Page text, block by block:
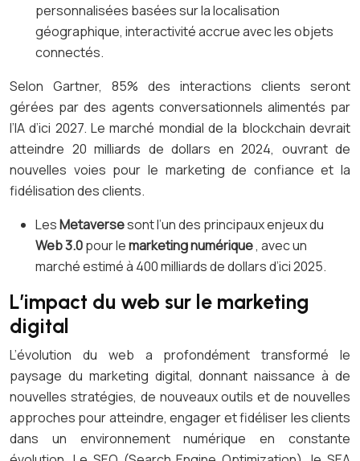
personnalisées basées sur la localisation
géographique, interactivité accrue avec les objets
connectés.
Selon Gartner, 85% des interactions clients seront
gérées par des agents conversationnels alimentés par
l’IA d’ici 2027. Le marché mondial de la blockchain devrait
atteindre 20 milliards de dollars en 2024, ouvrant de
nouvelles voies pour le marketing de confiance et la
fidélisation des clients.
LesMetaversesont l’un des principaux enjeux du
Web 3.0pour lemarketing numérique, avec un
marché estimé à 400 milliards de dollars d’ici 2025.
L’impact du web sur le marketing
digital
L’évolution du web a profondément transformé le
paysage du marketing digital, donnant naissance à de
nouvelles stratégies, de nouveaux outils et de nouvelles
approches pour atteindre, engager et fidéliser les clients
dans un environnement numérique en constante